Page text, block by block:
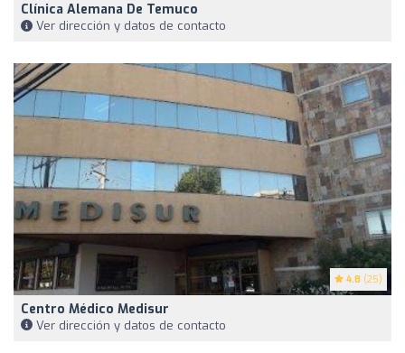
Clínica Alemana De Temuco
Ver dirección y datos de contacto
4.8 (25)
Centro Médico Medisur
Ver dirección y datos de contacto